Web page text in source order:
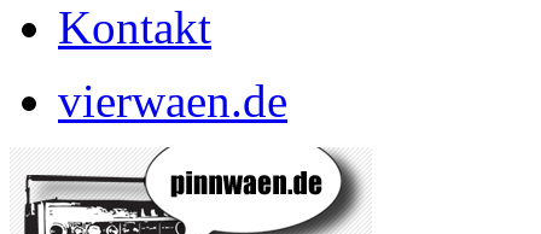
Kontakt
vierwaen.de